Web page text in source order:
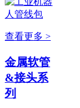
查看更多 >
金属软管
&接头系
列